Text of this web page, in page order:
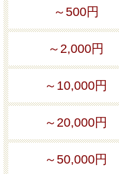
～500円
～2,000円
～10,000円
～20,000円
～50,000円